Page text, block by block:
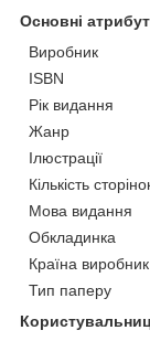
Основні
Виробник
ISBN
Рік видання
Жанр
Ілюстрації
Кількість
Мова видання
Обкладинка
Країна виробник
Тип паперу